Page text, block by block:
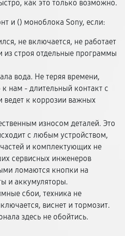
как это только возможно.
и () моноблока Sony, если:
не включается, не работает
строя отдельные программы
вода. Не теряя времени,
к нам - длительный контакт с
ведет к коррозии важных
износом деталей. Это
с любым устройством,
и комплектующих не
сервисных инженеров
ломаются кнопки на
и аккумуляторы.
сбои, техника не
виснет и тормозит.
здесь не обойтись.